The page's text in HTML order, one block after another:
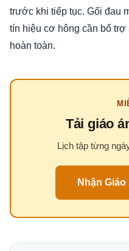
trước khi tiếp tục. Gối đau
tín hiệu cơ hông cần bổ
hoàn toàn.
Tải giáo
Lịch tập từng
Nhận